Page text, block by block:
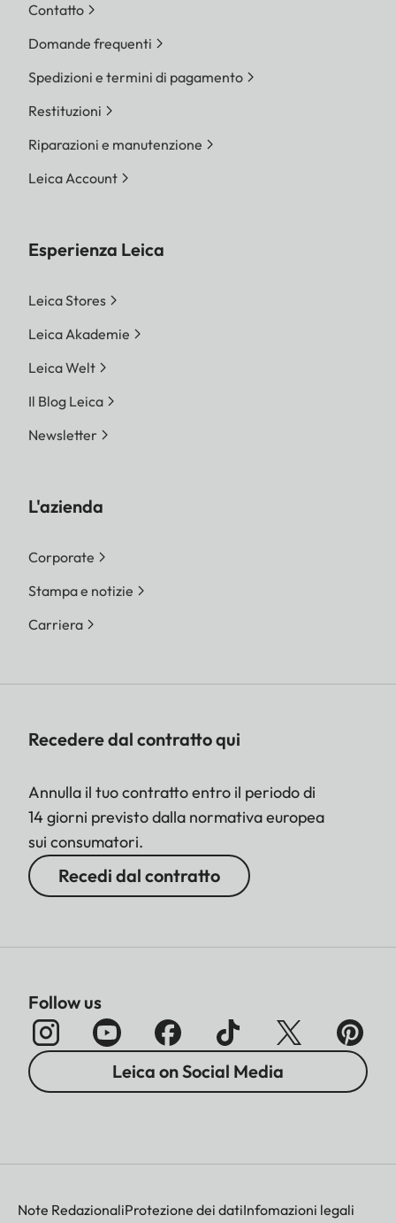
Contatto
Domande frequenti
Spedizioni e termini di pagamento
Restituzioni
Riparazioni e manutenzione
Leica Account
Esperienza Leica
Leica Stores
Leica Akademie
Leica Welt
Il Blog Leica
Newsletter
L'azienda
Corporate
Stampa e notizie
Carriera
Recedere dal contratto qui
Annulla il tuo contratto entro il periodo di
14 giorni previsto dalla normativa europea
sui consumatori.
Recedi dal contratto
Follow us
Leica on Social Media
Note RedazionaliProtezione dei datiInfomazioni legali